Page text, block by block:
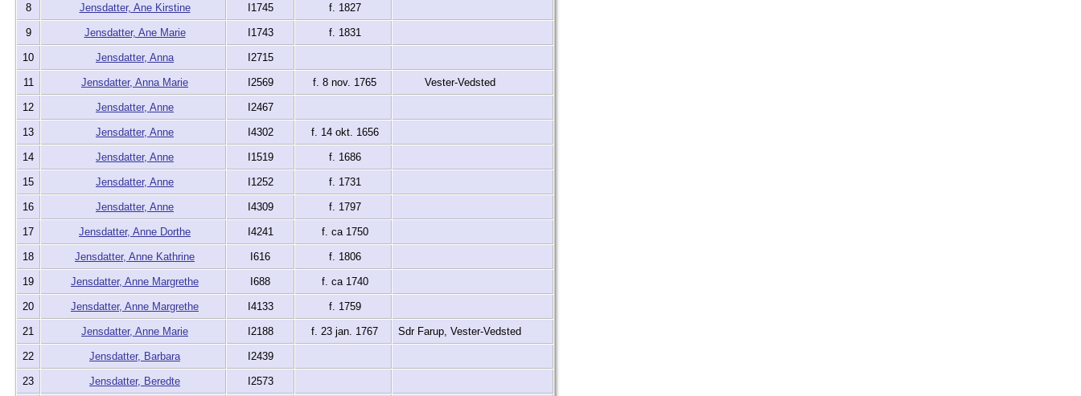
8 Jensdatter, Ane Kirstine I1745 f. 1827
9 Jensdatter, Ane Marie I1743 f. 1831
10 Jensdatter, Anna I2715
11 Jensdatter, Anna Marie I2569 f. 8 nov. 1765 Vester-Vedsted
12 Jensdatter, Anne I2467
13 Jensdatter, Anne I4302 f. 14 okt. 1656
14 Jensdatter, Anne I1519 f. 1686
15 Jensdatter, Anne I1252 f. 1731
16 Jensdatter, Anne I4309 f. 1797
17 Jensdatter, Anne Dorthe I4241 f. ca 1750
18 Jensdatter, Anne Kathrine I616 f. 1806
19 Jensdatter, Anne Margrethe I688 f. ca 1740
20 Jensdatter, Anne Margrethe I4133 f. 1759
21 Jensdatter, Anne Marie I2188 f. 23 jan. 1767 Sdr Farup, Vester-Vedsted
22 Jensdatter, Barbara I2439
23 Jensdatter, Beredte I2573